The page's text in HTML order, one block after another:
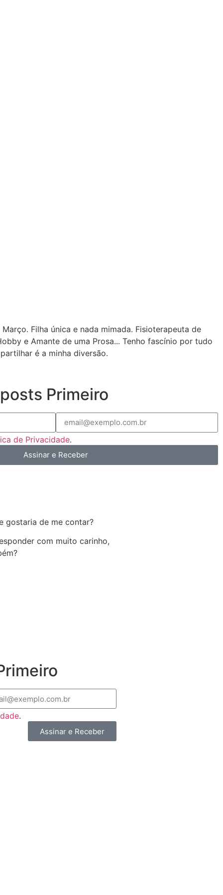
Filha única e nada mimada. Fisioterapeuta de
e Amante de uma Prosa... Tenho fascínio por tudo
é a minha diversão.
Primeiro
de Privacidade.
Assinar e Receber
gostaria de me contar?
com muito carinho,
.
Assinar e Receber